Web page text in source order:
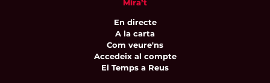
Mira’t
En directe
A la carta
Com veure'ns
Accedeix al compte
El Temps a Reus